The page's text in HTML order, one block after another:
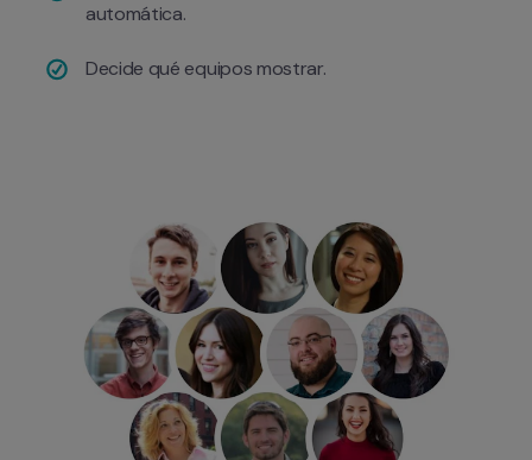
automática.
Decide qué equipos mostrar.